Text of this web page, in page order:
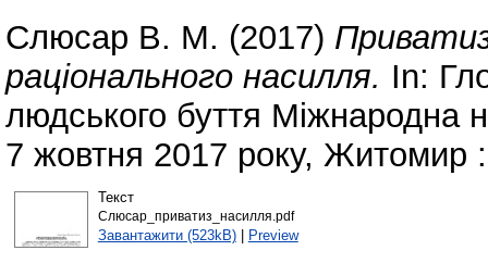
Слюсар В. М. (2017)
раціонального насилля. In:
людського буття Міжнародна
7 жовтня 2017 року,
Текст
Слюсар_приватиз_насилля.pdf
Завантажити (523kB)| Preview